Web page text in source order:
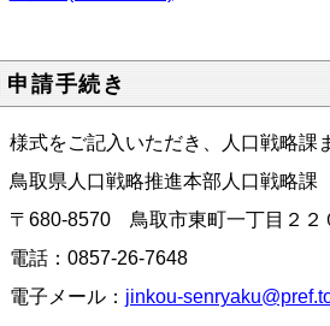
申請手続き
様式をご記入いただき、人口戦略課
鳥取県人口戦略推進本部人口戦略課
〒680-8570 鳥取市東町一丁目２２
電話：0857-26-7648
電子メール： jinkou-